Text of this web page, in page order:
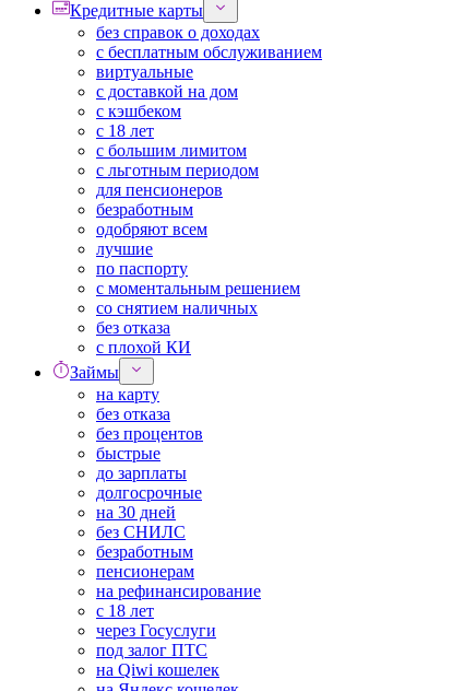
Кредитные карты
без справок о доходах
с бесплатным обслуживанием
виртуальные
с доставкой на дом
с кэшбеком
с 18 лет
с большим лимитом
с льготным периодом
для пенсионеров
безработным
одобряют всем
лучшие
по паспорту
с моментальным решением
со снятием наличных
без отказа
с плохой КИ
Займы
на карту
без отказа
без процентов
быстрые
до зарплаты
долгосрочные
на 30 дней
без СНИЛС
безработным
пенсионерам
на рефинансирование
с 18 лет
через Госуслуги
под залог ПТС
на Qiwi кошелек